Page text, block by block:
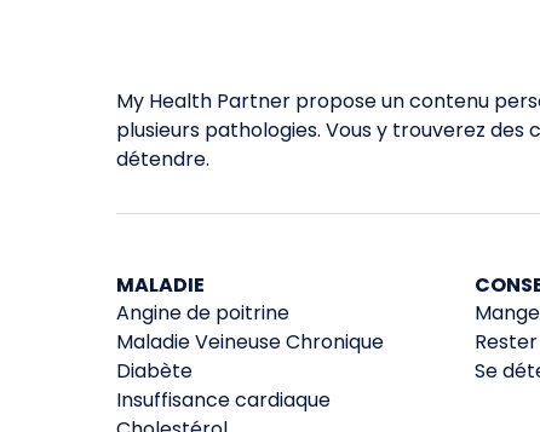
My Health Partner propose un contenu
plusieurs pathologies. Vous y trouverez
détendre.
MALADIE
Angine de poitrine
Maladie Veineuse Chronique
Diabète
Insuffisance cardiaque
Se